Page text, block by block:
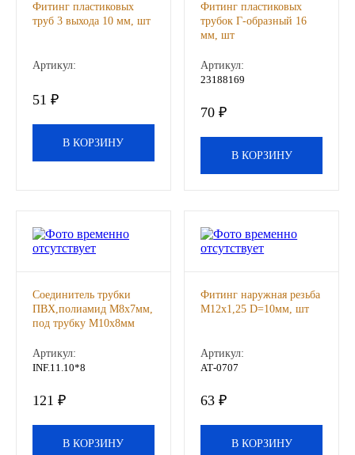
North Sea Lubricants
АПП
Автожидкости
Охлаждающие жидкости
Специальные жидкости
Фитинг пластиковых
труб 3 выхода 10 мм, шт
Артикул:
51 ₽
В КОРЗИНУ
Фитинг пластиковых
трубок Г-образный 16
мм, шт
Артикул:
23188169
70 ₽
В КОРЗИНУ
Соединитель трубки
ПВХ,полиамид М8х7мм,
под трубку М10х8мм
(STARTEC), шт
Артикул:
INF.11.10*8
121 ₽
В КОРЗИНУ
Фитинг наружная резьба
М12х1,25 D=10мм, шт
Артикул:
АТ-0707
63 ₽
В КОРЗИНУ